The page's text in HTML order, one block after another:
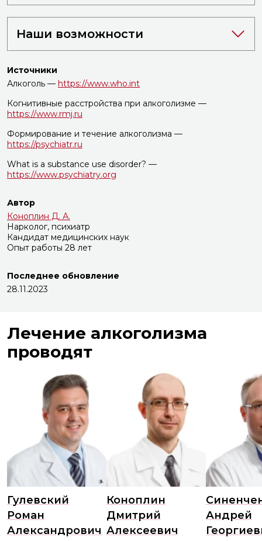
Наши возможности
Источники
Алкоголь — https://www.who.int
Когнитивные расстройства при алкоголизме —
https://www.rmj.ru
Формирование и течение алкоголизма —
https://psychiatr.ru
What is a substance use disorder? —
https://www.psychiatry.org
Автор
Коноплин Д. А.
Нарколог, психиатр
Кандидат медицинских наук
Опыт работы 28 лет
Последнее обновление
28.11.2023
Лечение алкоголизма
проводят
Гулевский
Роман
Александрович
Коноплин
Дмитрий
Алексеевич
Андрей